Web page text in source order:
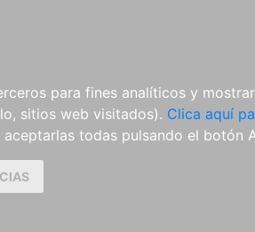
para fines analíticos y
sitios web visitados). Clica aquí
aceptarlas todas pulsando el botón
Y EDICIONES